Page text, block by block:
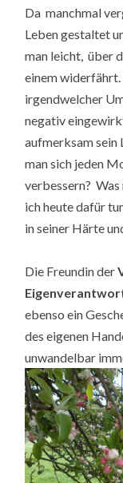
Da manchmal
Leben gestaltet
man leicht, über
einem
irgendwelcher
negativ
aufmerksam sein
man sich jeden
verbessern? Was
ich heute dafür
in seiner Härte
Die Freundin der
ebenso ein
des eigenen
unwandelbar